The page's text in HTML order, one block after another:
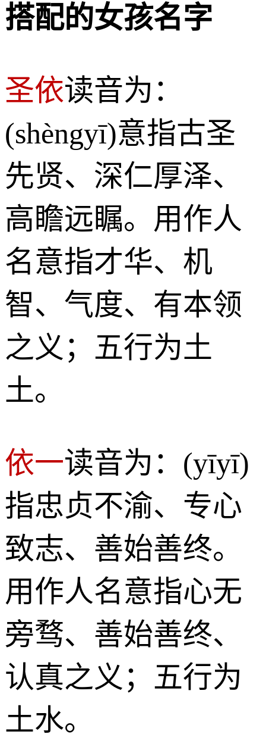
搭配的女孩名字
圣依读音为：
(shèngyī)意指古圣
先贤、深仁厚泽、
高瞻远瞩。用作人
名意指才华、机
智、气度、有本领
之义；五行为土
土。
依一读音为：(yīyī)
指忠贞不渝、专心
致志、善始善终。
用作人名意指心无
旁骛、善始善终、
认真之义；五行为
土水。